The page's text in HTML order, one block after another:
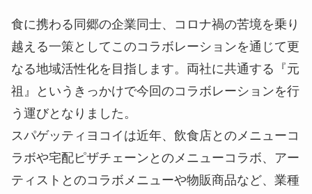
食に携わる同郷の企業同士、コロナ禍の苦境を乗り
越える一策としてこのコラボレーションを通じて更
なる地域活性化を目指します。両社に共通する『元
祖』というきっかけで今回のコラボレーションを行
う運びとなりました。
スパゲッティヨコイは近年、飲食店とのメニューコ
ラボや宅配ピザチェーンとのメニューコラボ、アー
ティストとのコラボメニューや物販商品など、業種